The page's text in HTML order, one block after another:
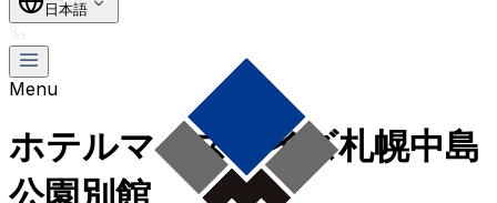
日本語
Menu
ホテルマイステイズ札幌中島